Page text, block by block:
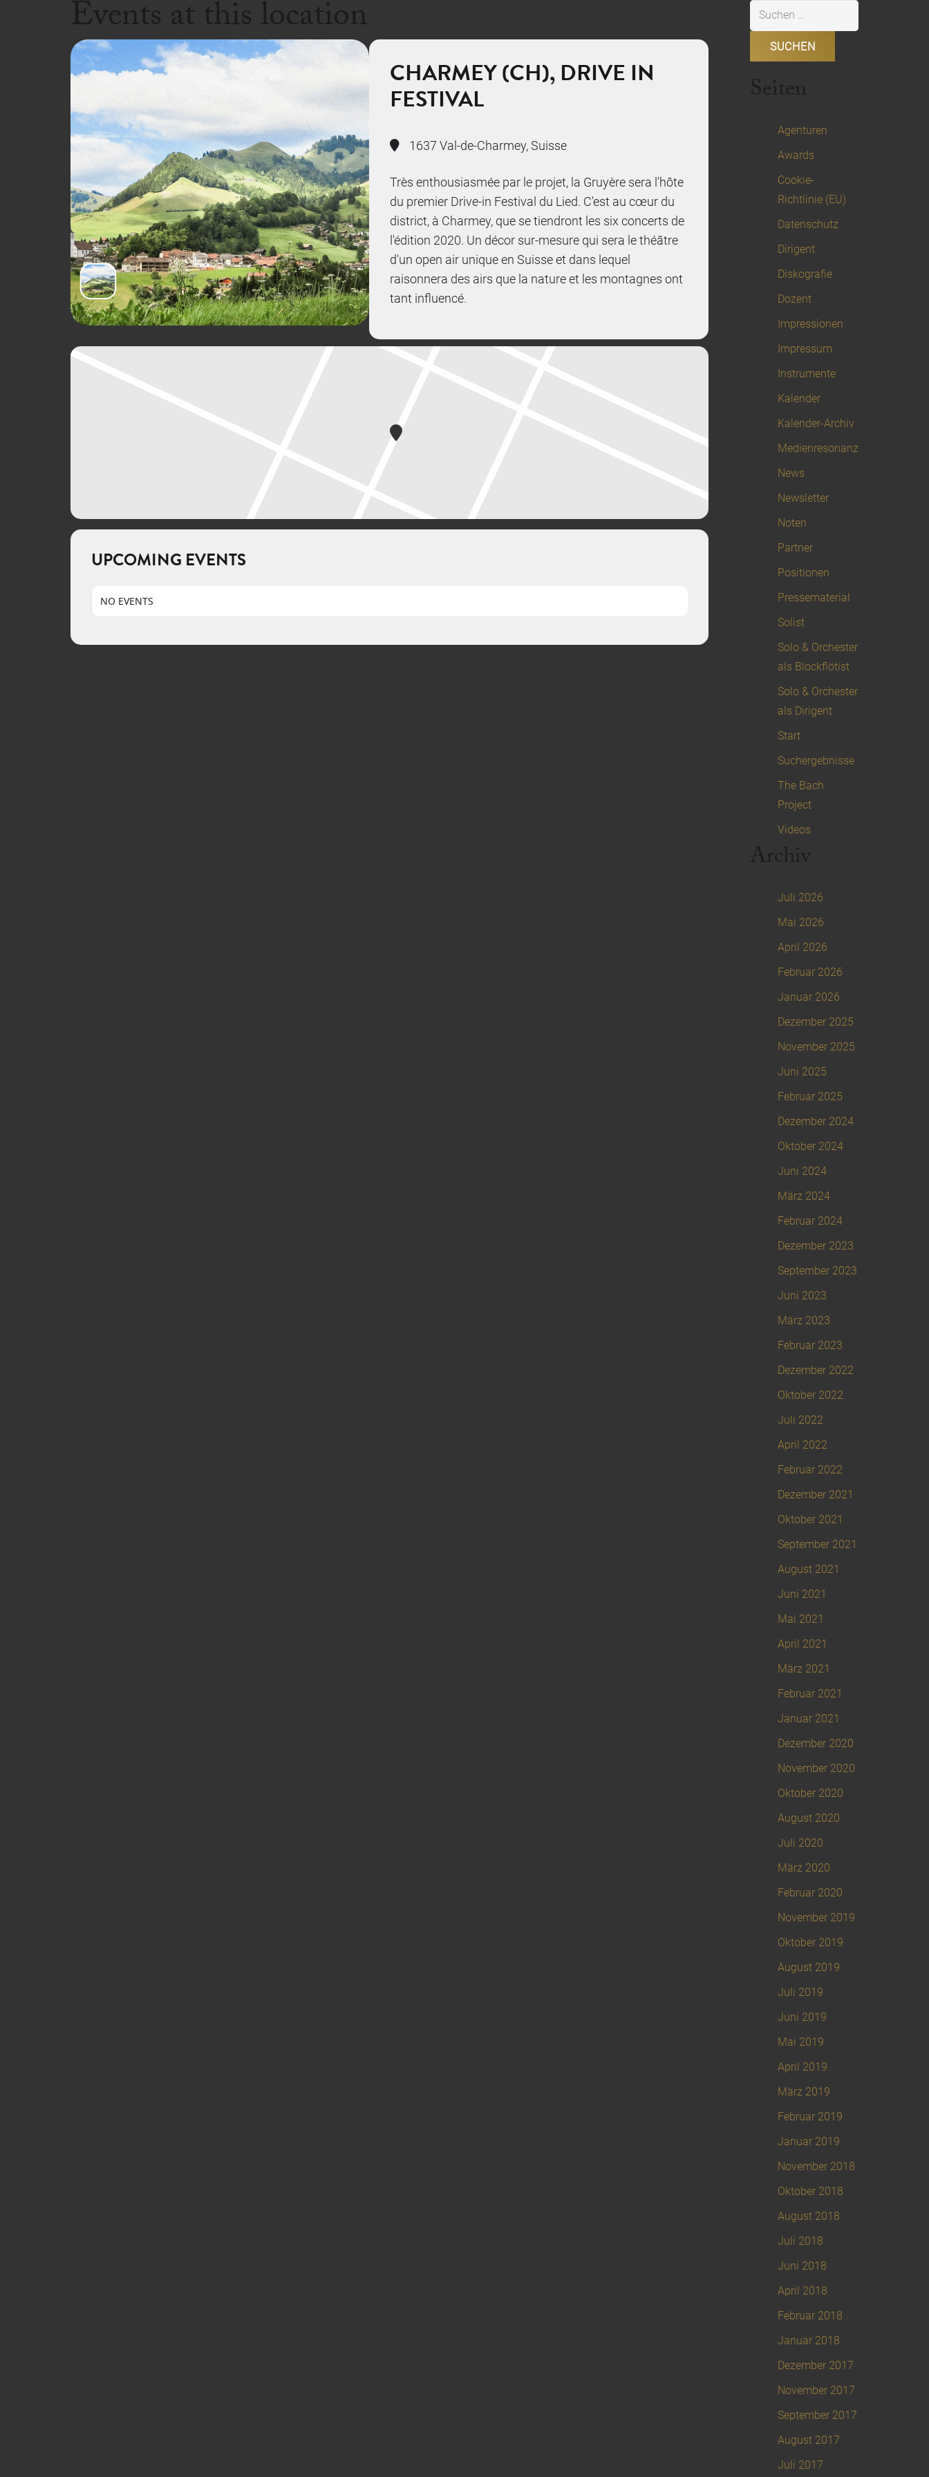
Events at this location
CHARMEY (CH), DRIVE IN
FESTIVAL
1637 Val-de-Charmey, Suisse
Très enthousiasmée par le projet, la Gruyère sera l'hôte
du premier Drive-in Festival du Lied. C'est au cœur du
district, à Charmey, que se tiendront les six concerts de
l'édition 2020. Un décor sur-mesure qui sera le théâtre
d'un open air unique en Suisse et dans lequel
raisonnera des airs que la nature et les montagnes ont
tant influencé.
UPCOMING EVENTS
NO EVENTS
Suchen
nach:
Seiten
Agenturen
Awards
Cookie-
Richtlinie (EU)
Datenschutz
Dirigent
Diskografie
Dozent
Impressionen
Impressum
Instrumente
Kalender
Kalender-Archiv
Medienresonanz
News
Newsletter
Noten
Partner
Positionen
Pressematerial
Solist
Solo & Orchester
als Blockflötist
Solo & Orchester
als Dirigent
Start
Suchergebnisse
The Bach
Project
Videos
Archiv
Juli 2026
Mai 2026
April 2026
Februar 2026
Januar 2026
Dezember 2025
November 2025
Juni 2025
Februar 2025
Dezember 2024
Oktober 2024
Juni 2024
März 2024
Februar 2024
Dezember 2023
September 2023
Juni 2023
März 2023
Februar 2023
Dezember 2022
Oktober 2022
Juli 2022
April 2022
Februar 2022
Dezember 2021
Oktober 2021
September 2021
August 2021
Juni 2021
Mai 2021
April 2021
März 2021
Februar 2021
Januar 2021
Dezember 2020
November 2020
Oktober 2020
August 2020
Juli 2020
März 2020
Februar 2020
November 2019
Oktober 2019
August 2019
Juli 2019
Juni 2019
Mai 2019
April 2019
März 2019
Februar 2019
Januar 2019
November 2018
Oktober 2018
August 2018
Juli 2018
Juni 2018
April 2018
Februar 2018
Januar 2018
Dezember 2017
November 2017
September 2017
August 2017
Juli 2017